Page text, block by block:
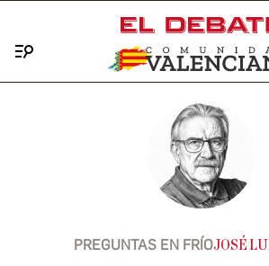
PREGUNTAS EN FRÍOJOSÉ